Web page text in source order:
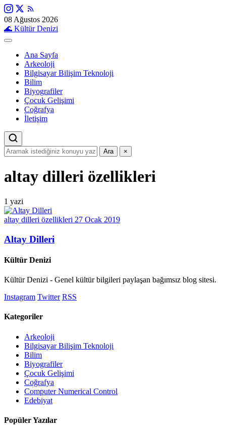
08 Ağustos 2026
🌊 Kültür Denizi
Ana Sayfa
Arkeoloji
Bilgisayar Bilişim Teknoloji
Bilim
Biyografiler
Çocuk Gelişimi
Coğrafya
İletişim
Ara ×
altay dilleri özellikleri
1 yazi
altay dilleri özellikleri 27 Ocak 2019
Altay Dilleri
Kültür Denizi
Kültür Denizi - Genel kültür bilgileri paylaşan bağımsız blog sitesi.
Instagram Twitter RSS
Kategoriler
Arkeoloji
Bilgisayar Bilişim Teknoloji
Bilim
Biyografiler
Çocuk Gelişimi
Coğrafya
Computer Numerical Control
Edebiyat
Popüler Yazılar